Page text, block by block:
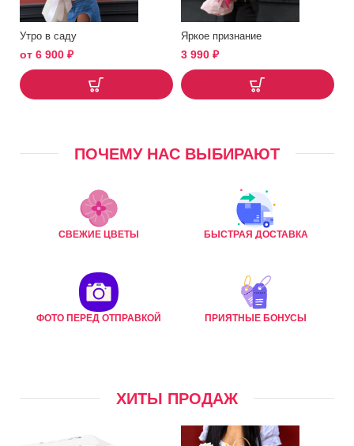
Утро в саду
от 6 900 ₽
Яркое признание
3 990 ₽
ПОЧЕМУ НАС ВЫБИРАЮТ
СВЕЖИЕ ЦВЕТЫ БЫСТРАЯ ДОСТАВКА
ФОТО ПЕРЕД ОТПРАВКОЙ ПРИЯТНЫЕ БОНУСЫ
ХИТЫ ПРОДАЖ